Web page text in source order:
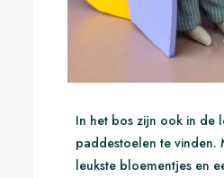
In het bos zijn ook in de
paddestoelen te vinden.
leukste bloementjes en